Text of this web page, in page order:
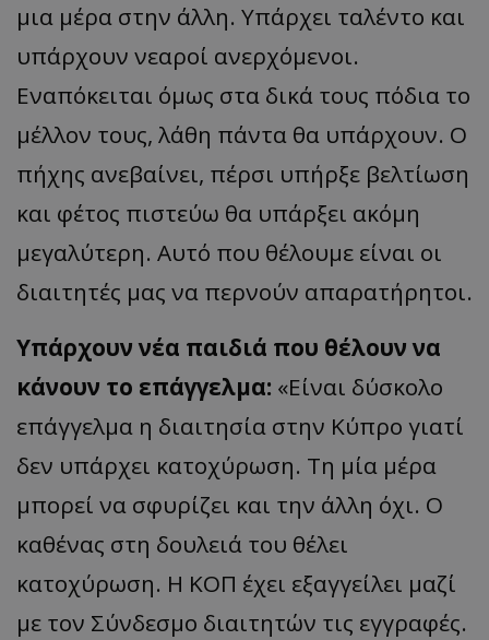
μια μέρα στην άλλη. Υπάρχει ταλέντο και
υπάρχουν νεαροί ανερχόμενοι.
Εναπόκειται όμως στα δικά τους πόδια το
μέλλον τους, λάθη πάντα θα υπάρχουν. Ο
πήχης ανεβαίνει, πέρσι υπήρξε βελτίωση
και φέτος πιστεύω θα υπάρξει ακόμη
μεγαλύτερη. Αυτό που θέλουμε είναι οι
διαιτητές μας να περνούν απαρατήρητοι.
Υπάρχουν νέα παιδιά που θέλουν να
κάνουν το επάγγελμα: «Είναι δύσκολο
επάγγελμα η διαιτησία στην Κύπρο γιατί
δεν υπάρχει κατοχύρωση. Τη μία μέρα
μπορεί να σφυρίζει και την άλλη όχι. Ο
καθένας στη δουλειά του θέλει
κατοχύρωση. Η ΚΟΠ έχει εξαγγείλει μαζί
με τον Σύνδεσμο διαιτητών τις εγγραφές.